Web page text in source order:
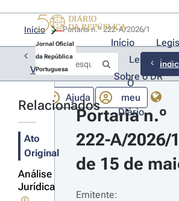
Jornal Oficial
da República
Portuguesa
Início
Lexionário
Sobre o DR
Ajuda
O
meu
Diário
Início
Voltar
Relacionados
Ato
Original
Análise
Jurídica
Portaria n.º
222-A/2026/
de 15 de
Emitente: